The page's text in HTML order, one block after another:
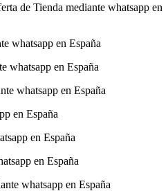
de Tienda mediante whatsapp en
whatsapp en España
whatsapp en España
whatsapp en España
en España
en España
en España
whatsapp en España